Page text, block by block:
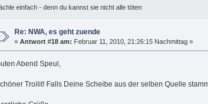
einfach - denn du kannst sie nicht alle töten
Re: NWA, es geht zuende
« Antwort #18 am: Februar 11, 2010, 21:26:15 Nachmittag »
Abend Speul,
Troilit! Falls Deine Scheibe aus der selben Quelle